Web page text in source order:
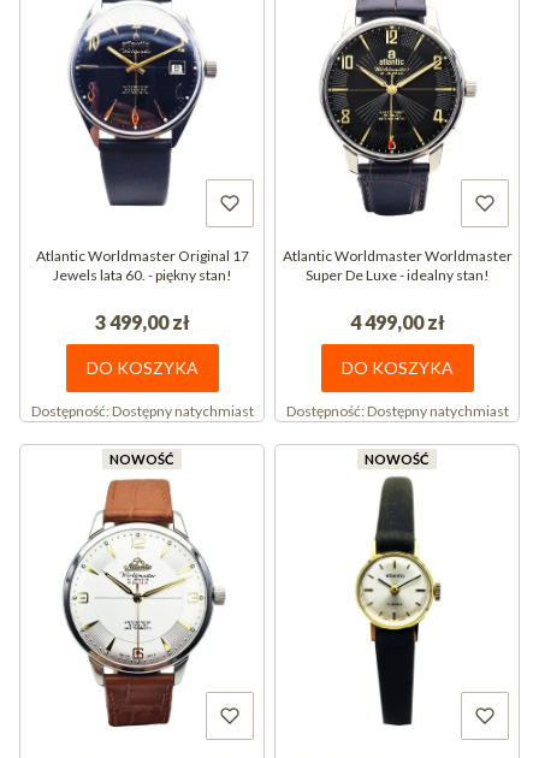
Atlantic Worldmaster Original 17
Jewels lata 60. - piękny stan!
3 499,00 zł
DO KOSZYKA
Dostępność:Dostępny natychmiast
Atlantic Worldmaster Worldmaster
Super De Luxe - idealny stan!
4 499,00 zł
DO KOSZYKA
Dostępność:Dostępny natychmiast
NOWOŚĆ NOWOŚĆ